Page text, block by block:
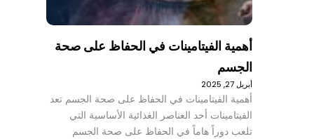
أهمية الفيتامينات في الحفاظ على صحة
الجسم
أبريل 27, 2025
أهمية الفيتامينات في الحفاظ على صحة الجسم تعد
الفيتامينات أحد العناصر الغذائية الأساسية التي
تلعب دوراً هاماً في الحفاظ على صحة الجسم